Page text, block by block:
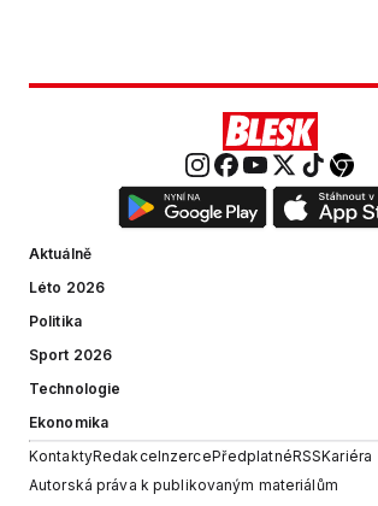
Aktuálně
Léto 2026
Politika
Sport 2026
Technologie
Ekonomika
KontaktyRedakceInzercePředplatnéRSSKariéra
Autorská práva k publikovaným materiálům